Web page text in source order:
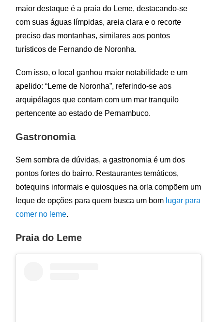
maior destaque é a praia do Leme, destacando-se
com suas águas límpidas, areia clara e o recorte
preciso das montanhas, similares aos pontos
turísticos de Fernando de Noronha.
Com isso, o local ganhou maior notabilidade e um
apelido: “Leme de Noronha”, referindo-se aos
arquipélagos que contam com um mar tranquilo
pertencente ao estado de Pernambuco.
Gastronomia
Sem sombra de dúvidas, a gastronomia é um dos
pontos fortes do bairro. Restaurantes temáticos,
botequins informais e quiosques na orla compõem um
leque de opções para quem busca um bom lugar para
comer no leme.
Praia do Leme